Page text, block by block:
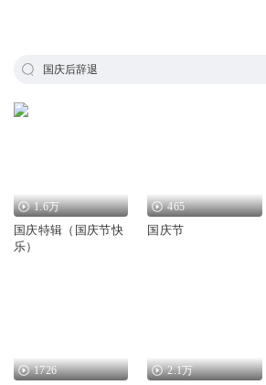
国庆后辞退
1.6万
国庆特辑（国庆节快
乐）
465
国庆节
1726 2.1万